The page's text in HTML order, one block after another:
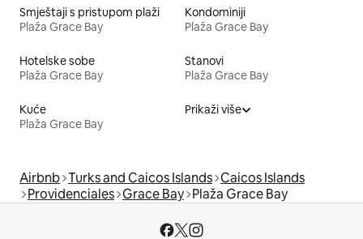
Smještaji s pristupom plaži
Plaža Grace Bay
Kondominiji
Plaža Grace Bay
Hotelske sobe
Plaža Grace Bay
Stanovi
Plaža Grace Bay
Kuće
Plaža Grace Bay
Prikaži više
Airbnb Turks and Caicos Islands Caicos Islands
Providenciales Grace Bay Plaža Grace Bay